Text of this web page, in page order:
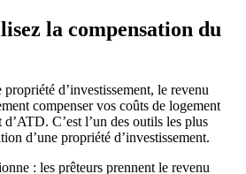
la compensation du
d’investissement, le revenu
compenser vos coûts de logement
C’est l’un des outils les plus
d’une propriété d’investissement.
: les prêteurs prennent le revenu